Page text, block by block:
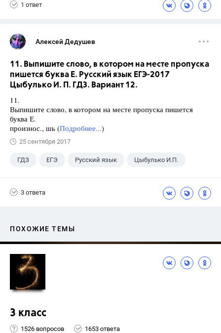
1 ответ
Алексей Дедушев
11. Выпишите слово, в котором на месте пропуска
пишется буква Е. Русский язык ЕГЭ-2017
Цыбулько И. П. ГДЗ. Вариант 12.
11.
Выпишите слово, в котором на месте пропуска пишется
буква Е.
произнос., шь (Подробнее...)
25 сентября 2017
ГДЗ ЕГЭ Русский язык Цыбулько И.П.
3 ответа
ПОХОЖИЕ ТЕМЫ
3 класс
1526 вопросов 1653 ответа